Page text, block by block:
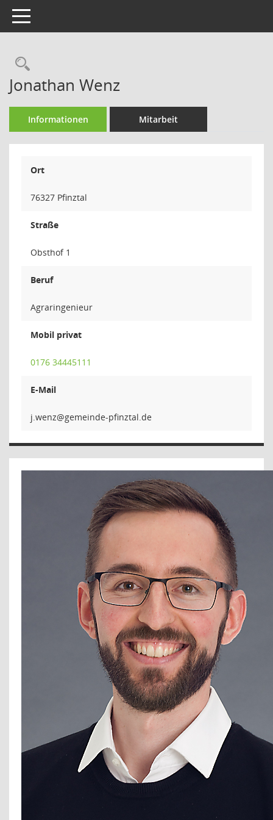
Toggle navigation
Rechercheauswahl
Jonathan Wenz
Informationen Mitarbeit
Ort
76327 Pfinztal
Straße
Obsthof 1
Beruf
Agraringenieur
Mobil privat
0176 34445111
E-Mail
zne